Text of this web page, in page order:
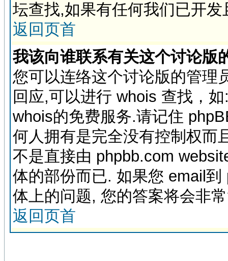
坛查找,如果有任何我们已开
返回页首
我该向谁联系有关这个讨论版
您可以连络这个讨论版的管理
回应,可以进行 whois 查找，
whois的免费服务.请记住
何人拥有是完全没有控制权而
不是直接由 phpbb.com
体的部份而已. 如果您 email
体上的问题, 您的答案将会非
返回页首